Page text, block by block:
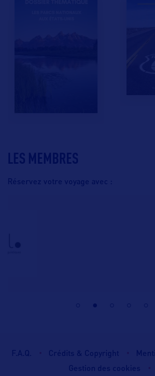
LES MEMBRES
Réservez votre voyage avec :
F.A.Q. Crédits & Copyright
Gestion des cookies